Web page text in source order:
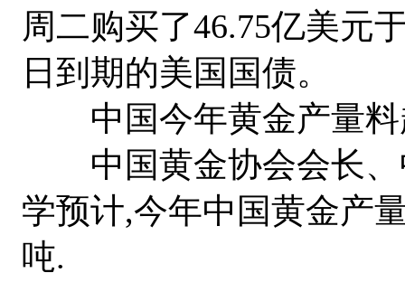
周二购买了46.75亿美元
日到期的美国国债。
中国今年黄金产量料
中国黄金协会会长、
学预计,今年中国黄金产
吨.